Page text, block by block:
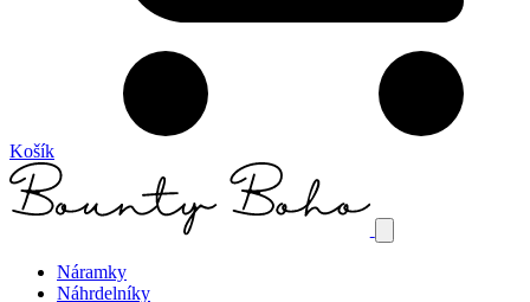
Košík
Náramky
Náhrdelníky